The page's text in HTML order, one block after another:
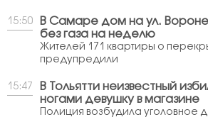
15:50
В Самаре дом на ул.
без газа на неделю
Жителей 171 квартиры о
предупредили
15:47
В Тольятти неизвестный
ногами девушку в магазине
Полиция возбудила уголовное